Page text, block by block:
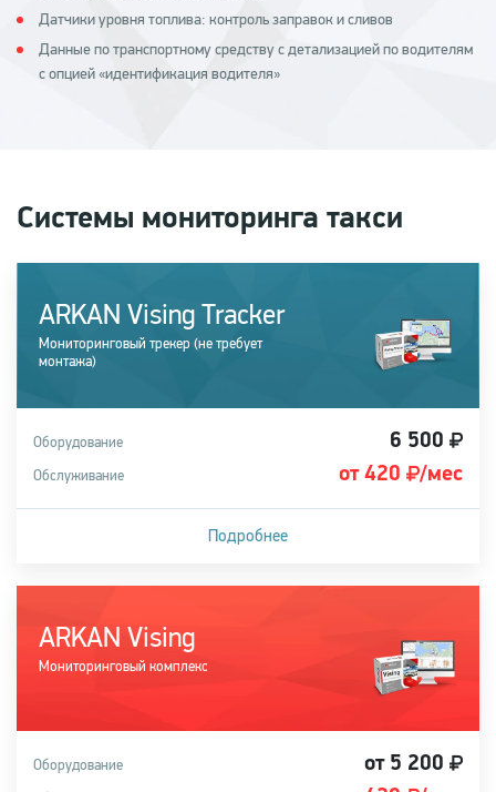
Датчики уровня топлива: контроль заправок и сливов
Данные по транспортному средству с детализацией по водителям
с опцией «идентификация водителя»
Системы мониторинга такси
ARKAN Vising Tracker
Мониторинговый трекер (не требует
монтажа)
Оборудование 6 500
Обслуживание от 420 /мес
Подробнее
Купить систему
ARKAN Vising
Мониторинговый комплекс
Оборудование от 5 200